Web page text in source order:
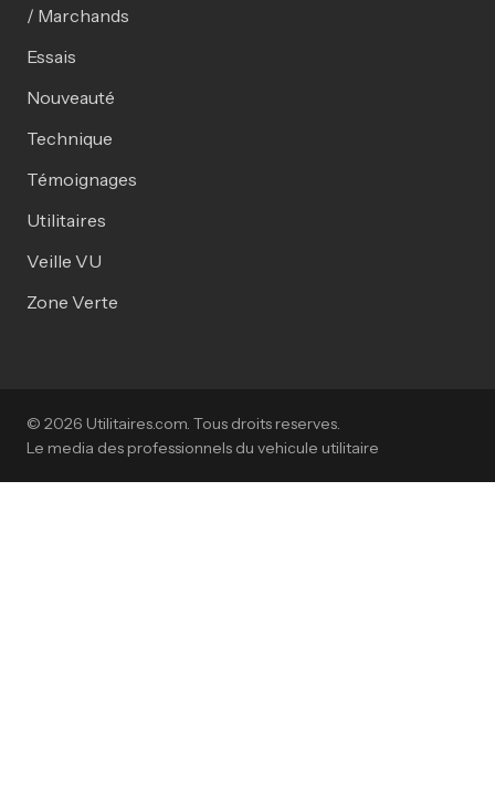
/ Marchands
Essais
Nouveauté
Technique
Témoignages
Utilitaires
Veille VU
Zone Verte
© 2026 Utilitaires.com. Tous droits reserves.
Le media des professionnels du vehicule utilitaire